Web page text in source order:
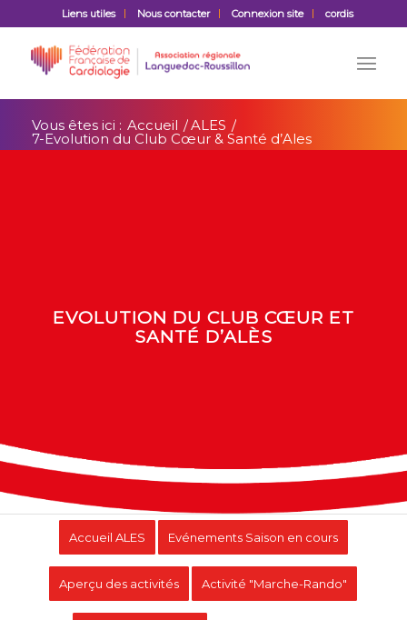
Liens utiles Nous contacter Connexion site cordis
Vous êtes ici : Accueil /ALES /
7-Evolution du Club Cœur & Santé d’Ales
EVOLUTION DU CLUB CŒUR ET
SANTÉ D’ALÈS
Accueil ALES Evénements Saison en cours
Aperçu des activités Activité "Marche-Rando"